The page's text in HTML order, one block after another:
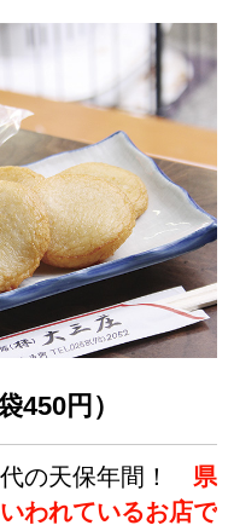
450円）
の天保年間！
県
われているお店で